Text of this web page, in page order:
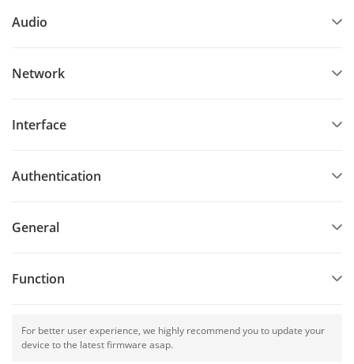
Audio
Network
Interface
Authentication
General
Function
For better user experience, we highly recommend you to update your
device to the latest firmware asap.